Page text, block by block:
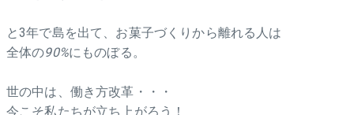
と3年で島を出て、お菓子づくりから離れる人は
全体の90%にものぼる。
世の中は、働き方改革・・・
今こそ私たちが立ち上がろう！